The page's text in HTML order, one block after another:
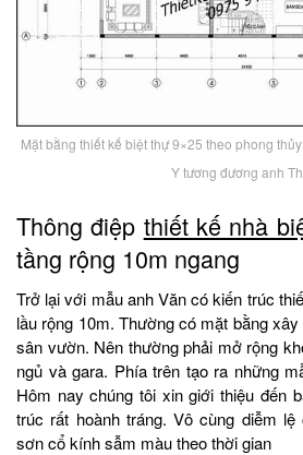
Mặt bằng thiết kế biệt thự 9×25 theo phong
Y tương đương anh
Thông điệp thiết kế nhà
tầng rộng 10m ngang
Trở lại với mẫu anh Văn có kiến trúc
lầu rộng 10m. Thường có mặt bằng
sân vườn. Nên thường phải mở rộng
ngủ và gara. Phía trên tạo ra những
Hôm nay chúng tôi xin giới thiệu đến
trúc rất hoành tráng. Vô cùng diễm
sơn cổ kính sẫm màu theo thời gian